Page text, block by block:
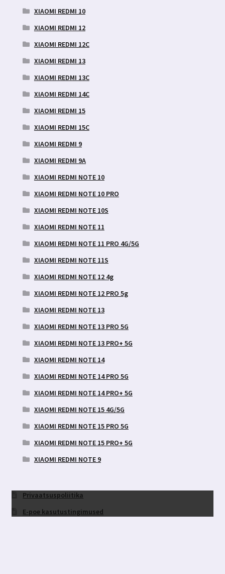
XIAOMI REDMI 10
XIAOMI REDMI 12
XIAOMI REDMI 12C
XIAOMI REDMI 13
XIAOMI REDMI 13C
XIAOMI REDMI 14C
XIAOMI REDMI 15
XIAOMI REDMI 15C
XIAOMI REDMI 9
XIAOMI REDMI 9A
XIAOMI REDMI NOTE 10
XIAOMI REDMI NOTE 10 PRO
XIAOMI REDMI NOTE 10S
XIAOMI REDMI NOTE 11
XIAOMI REDMI NOTE 11 PRO 4G/5G
XIAOMI REDMI NOTE 11S
XIAOMI REDMI NOTE 12 4g
XIAOMI REDMI NOTE 12 PRO 5g
XIAOMI REDMI NOTE 13
XIAOMI REDMI NOTE 13 PRO 5G
XIAOMI REDMI NOTE 13 PRO+ 5G
XIAOMI REDMI NOTE 14
XIAOMI REDMI NOTE 14 PRO 5G
XIAOMI REDMI NOTE 14 PRO+ 5G
XIAOMI REDMI NOTE 15 4G/5G
XIAOMI REDMI NOTE 15 PRO 5G
XIAOMI REDMI NOTE 15 PRO+ 5G
XIAOMI REDMI NOTE 9
Privaatsuspoliitika
E-poe kasutustingimused